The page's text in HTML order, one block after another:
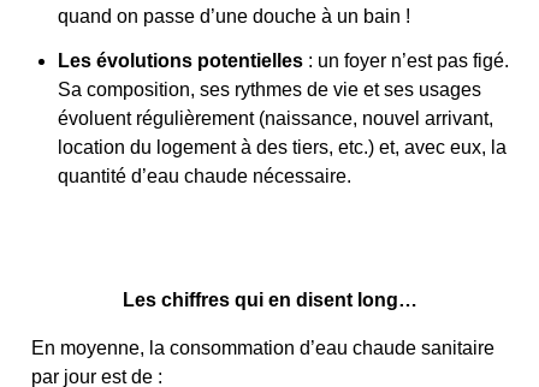
quand on passe d’une douche à un bain !
Les évolutions potentielles : un foyer n’est pas figé.
Sa composition, ses rythmes de vie et ses usages
évoluent régulièrement (naissance, nouvel arrivant,
location du logement à des tiers, etc.) et, avec eux, la
quantité d’eau chaude nécessaire.
Les chiffres qui en disent long…
En moyenne, la consommation d’eau chaude sanitaire
par jour est de :